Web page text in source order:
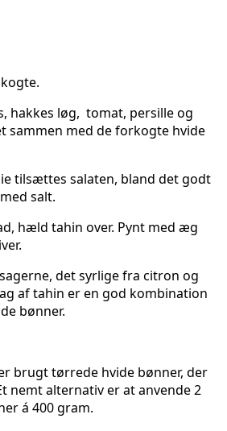
hakkes løg, tomat, persille og
sammen med de forkogte hvide
tilsættes salaten, bland det godt
salt.
hæld tahin over. Pynt med æg
det syrlige fra citron og
af tahin er en god kombination
bønner.
brugt tørrede hvide bønner, der
nemt alternativ er at anvende 2
á 400 gram.